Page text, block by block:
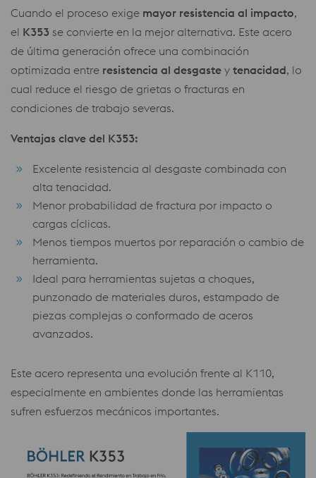
Cuando el proceso exige mayor resistencia al impacto,
el K353 se convierte en la mejor alternativa. Este acero
de última generación ofrece una combinación
optimizada entre resistencia al desgaste y tenacidad, lo
cual reduce el riesgo de grietas o fracturas en
condiciones de trabajo severas.
Ventajas clave del K353:
Excelente resistencia al desgaste combinada con
alta tenacidad.
Menor probabilidad de fractura por impacto o
cargas cíclicas.
Menos tiempos muertos por reparación o cambio de
herramienta.
Ideal para herramientas sujetas a choques,
punzonado de materiales duros, estampado de
piezas complejas o conformado de aceros
avanzados.
Este acero representa una evolución frente al K110,
especialmente en ambientes donde las herramientas
sufren esfuerzos mecánicos importantes.